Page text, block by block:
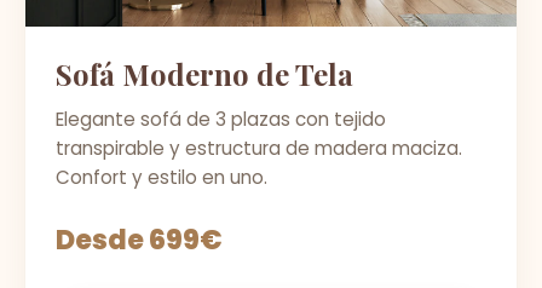
Sofá Moderno de Tela
Elegante sofá de 3 plazas con tejido
transpirable y estructura de madera maciza.
Confort y estilo en uno.
Desde 699€